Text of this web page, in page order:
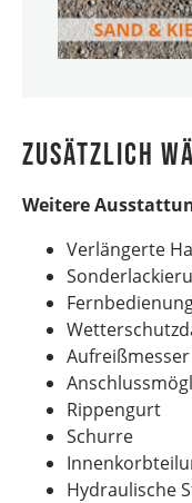
Zusätzlich
Weitere
Verlängerte
Aufreißmesser
Rippengurt
Schurre
Hydraulische